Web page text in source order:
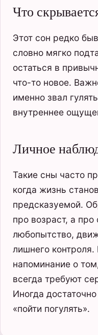
Что
Этот сон редко
словно мягко
остаться в
что-то новое.
именно звал
внутреннее
Личное
Такие сны часто
когда жизнь
предсказуемой.
про возраст, а
любопытство,
лишнего контроля.
напоминание о
всегда требуют
Иногда
«пойти погулять».